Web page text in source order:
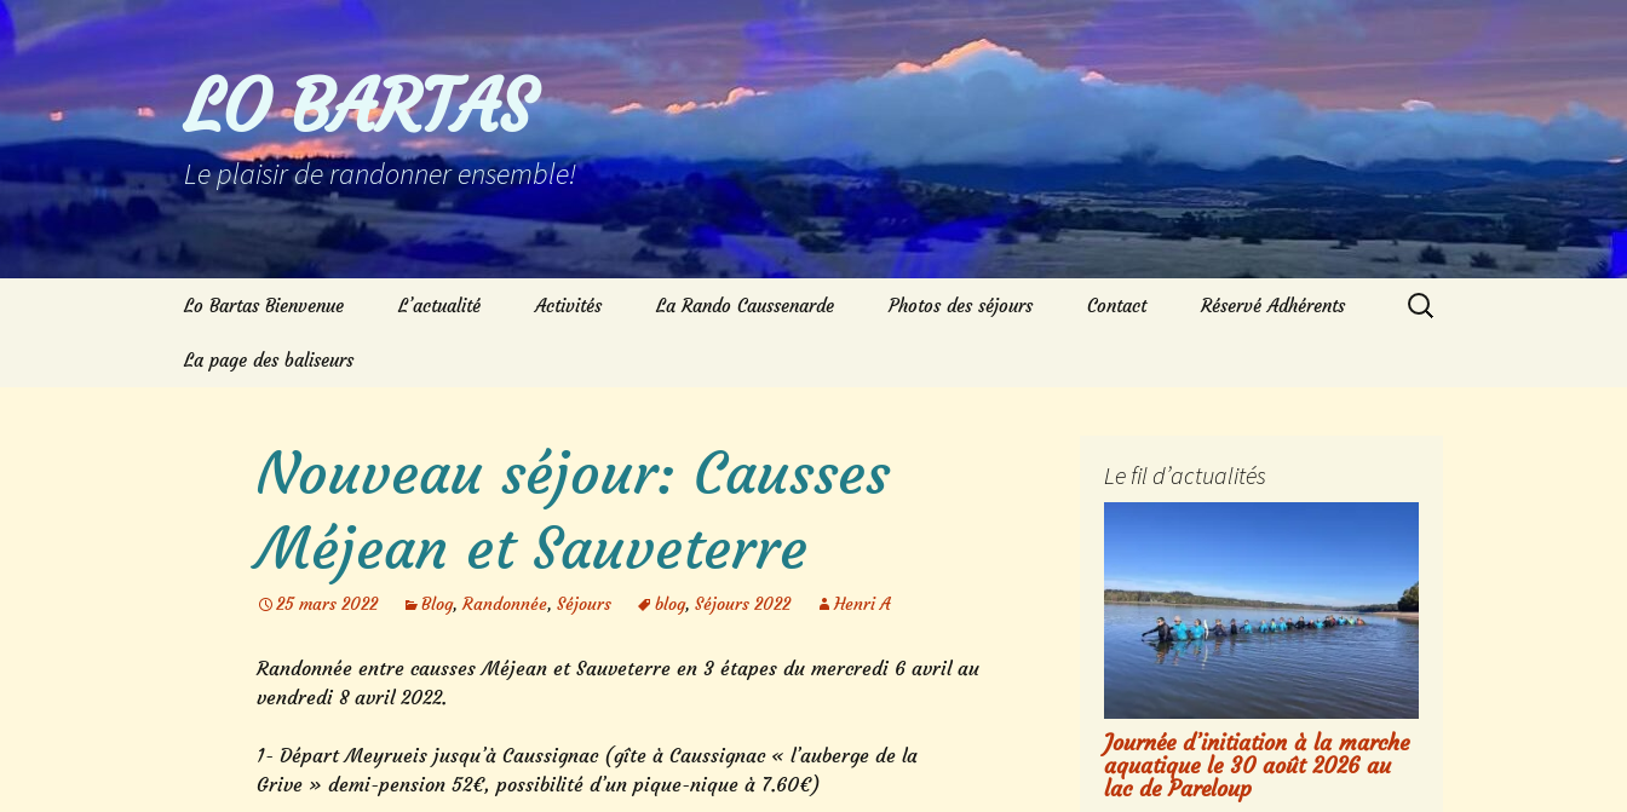
Aller
au
LO BARTAS
Le plaisir de randonner ensemble!
Lo Bartas Bienvenue L’actualité Activités
Randos du jeudi
Marche nordique
La Rando Caussenarde Photos des séjours Contact Réservé Adhérents
La page des baliseurs
Rechercher :
Nouveau séjour: Causses
Méjean et Sauveterre
25 mars 2022 Blog,Randonnée, Séjours blog, Séjours 2022 Henri A
Randonnée entre causses Méjean et Sauveterre en 3 étapes du mercredi 6 avril au
vendredi 8 avril 2022.
1- Départ Meyrueis jusqu’à Caussignac (gîte à Caussignac « l’auberge de la
Grive » demi-pension 52€, possibilité d’un pique-nique à 7.60€)
Le fil d’actualités
Journée d’initiation à la marche
aquatique le 30 août 2026 au
lac de Pareloup